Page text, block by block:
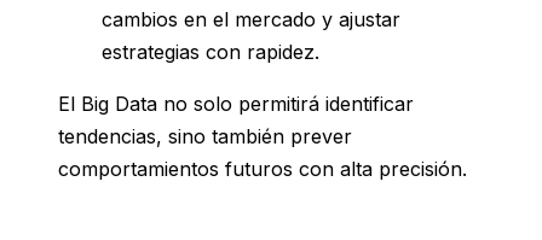
cambios en el mercado y ajustar
estrategias con rapidez.
El Big Data no solo permitirá identificar
tendencias, sino también prever
comportamientos futuros con alta precisión.